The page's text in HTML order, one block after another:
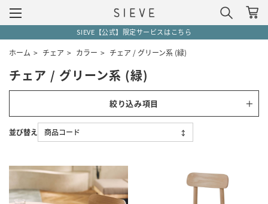
SIEVE【公式】限定サービスはこちら
ホーム > チェア > カラー > チェア / グリーン系 (緑)
チェア / グリーン系 (緑)
絞り込み項目